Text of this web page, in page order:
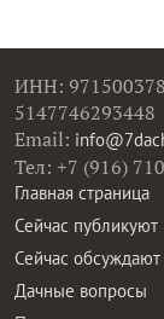
ИНН:
5147746293448
Email:
Тел: +7 (916)
Главная страница
Сейчас публикуют
Сейчас обсуждают
Дачные вопросы